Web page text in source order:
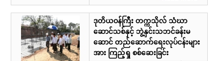
ဒုတိယဝန်ကြီး တက္ကသိုလ် သံဃာ
ဆောင်သစ်နှင့် ဘွဲ့နှင်းသဘင်ခန်းမ
ဆောင် တည်ဆောက်ရေးလုပ်ငန်းများ
အား ကြည့်ရှု စစ်ဆေးခြင်း